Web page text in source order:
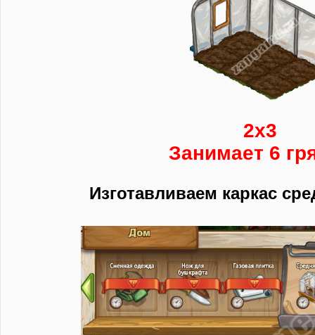
2х3
Занимает 6
Изготавливаем каркас